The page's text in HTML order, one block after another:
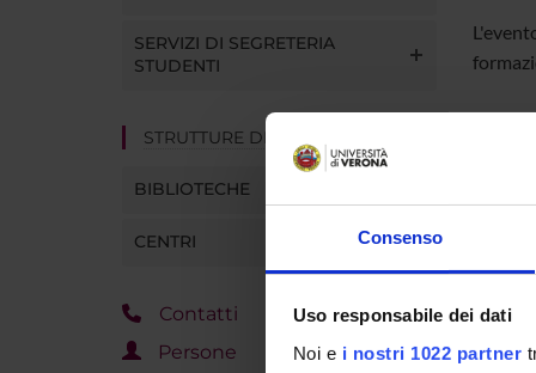
Consenso
Uso responsabile dei dati
Noi e i nostri 1022 partner
SERVIZI DI SEGRETERIA
STUDENTI
STRUTTURE DEL DIPARTIMENTO
BIBLIOTECHE
CENTRI
Contatti
Persone